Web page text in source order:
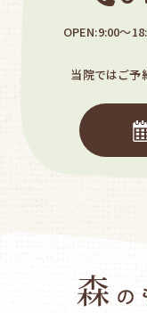
OPEN:9:00〜
当院ではご予